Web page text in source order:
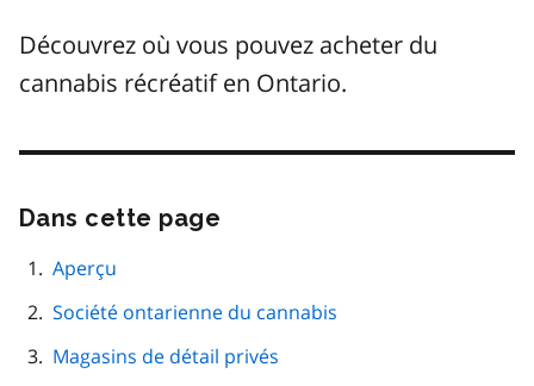
Découvrez où vous pouvez acheter du
cannabis récréatif en Ontario.
Dans cette page
page
Aperçu
Société ontarienne du cannabis
Magasins de détail privés